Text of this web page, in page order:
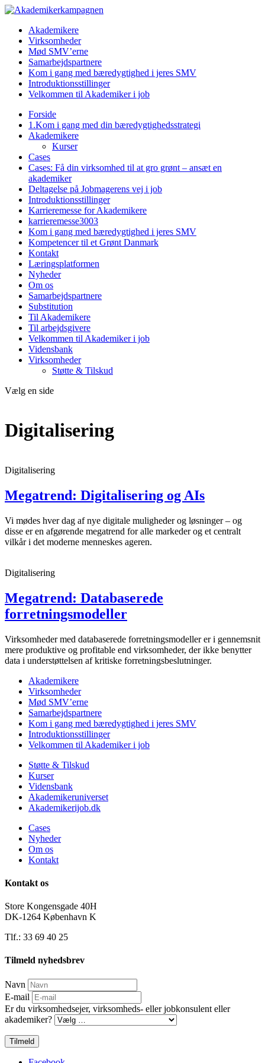
Akademikere
Virksomheder
Mød SMV’erne
Samarbejdspartnere
Kom i gang med bæredygtighed i jeres SMV
Introduktionsstillinger
Velkommen til Akademiker i job
Forside
1.Kom i gang med din bæredygtighedsstrategi
Akademikere
Kurser
Cases
Cases: Få din virksomhed til at gro grønt – ansæt en
akademiker
Deltagelse på Jobmagerens vej i job
Introduktionsstillinger
Karrieremesse for Akademikere
karrieremesse3003
Kom i gang med bæredygtighed i jeres SMV
Kompetencer til et Grønt Danmark
Kontakt
Læringsplatformen
Nyheder
Om os
Samarbejdspartnere
Substitution
Til Akademikere
Til arbejdsgivere
Velkommen til Akademiker i job
Vidensbank
Virksomheder
Støtte & Tilskud
Vælg en side
Digitalisering
Digitalisering
Megatrend: Digitalisering og AIs
Vi mødes hver dag af nye digitale muligheder og løsninger – og
disse er en afgørende megatrend for alle markeder og et centralt
vilkår i det moderne menneskes ageren.
Digitalisering
Megatrend: Databaserede
forretningsmodeller
Virksomheder med databaserede forretningsmodeller er i gennemsnit
mere produktive og profitable end virksomheder, der ikke benytter
data i understøttelsen af kritiske forretningsbeslutninger.
Akademikere
Virksomheder
Mød SMV’erne
Samarbejdspartnere
Kom i gang med bæredygtighed i jeres SMV
Introduktionsstillinger
Velkommen til Akademiker i job
Støtte & Tilskud
Kurser
Vidensbank
Akademikeruniverset
Akademikerijob.dk
Cases
Nyheder
Om os
Kontakt
Kontakt os
Store Kongensgade 40H
DK-1264 København K
Tlf.: 33 69 40 25
Tilmeld nyhedsbrev
Navn
E-mail
Er du virksomhedsejer, virksomheds- eller jobkonsulent eller
akademiker?
Tilmeld